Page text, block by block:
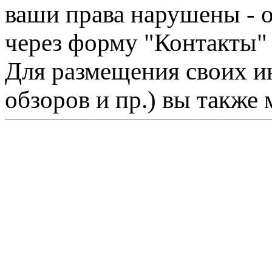
ваши права нарушены -
через форму "Контакты"
Для размещения своих
обзоров и пр.) вы также